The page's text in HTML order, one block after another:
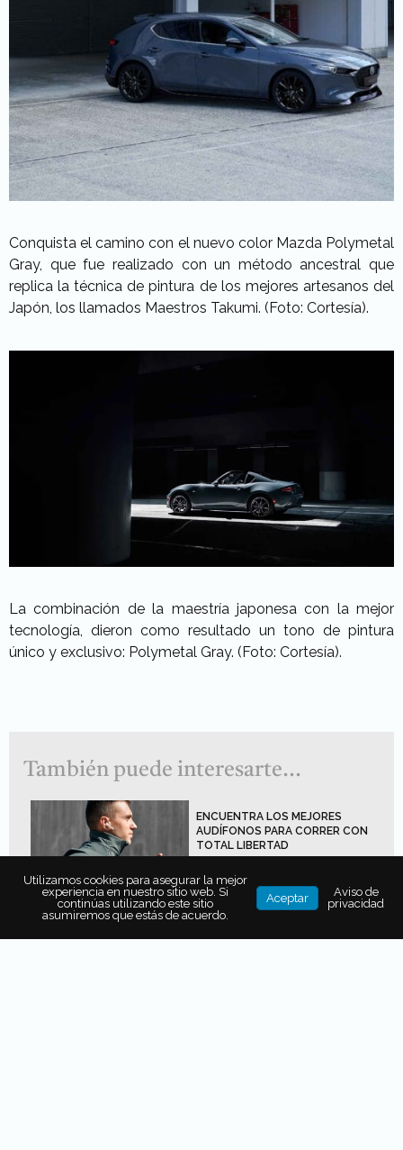
Conquista el camino con el nuevo color Mazda Polymetal
Gray, que fue realizado con un método ancestral que
replica la técnica de pintura de los mejores artesanos del
Japón, los llamados Maestros Takumi. (Foto: Cortesía).
La combinación de la maestría japonesa con la mejor
tecnología, dieron como resultado un tono de pintura
único y exclusivo: Polymetal Gray. (Foto: Cortesía).
También puede interesarte...
ENCUENTRA LOS MEJORES
AUDÍFONOS PARA CORRER CON
TOTAL LIBERTAD
5 RAZONES POR LAS QUE
SERÁ TU MEJOR COMPAÑERO DE
Utilizamos cookies para asegurar la mejor
experiencia en nuestro sitio web. Si
continúas utilizando este sitio
asumiremos que estás de acuerdo.
Aceptar
Aviso de
privacidad